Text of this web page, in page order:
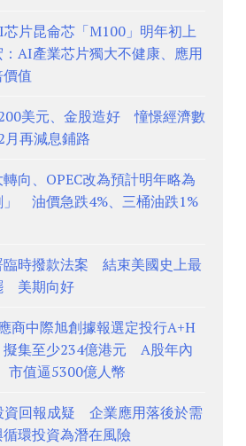
片昆侖芯「M100」明年初上
AI產業芯片獨大不健康、應用
值
美元、金股造好 憧憬經濟數
再減息鋪路
向、OPEC改為預計明年略為
」 油價急跌4%、三桶油跌1%
臨時撥款法案 結束美國史上最
美期向好
商中際旭創據報選定投行A+H
擬集至少234億港元 A股年內
市值逼5300億人幣
資回報成疑 企業應用落後於需
環投資為潛在風險